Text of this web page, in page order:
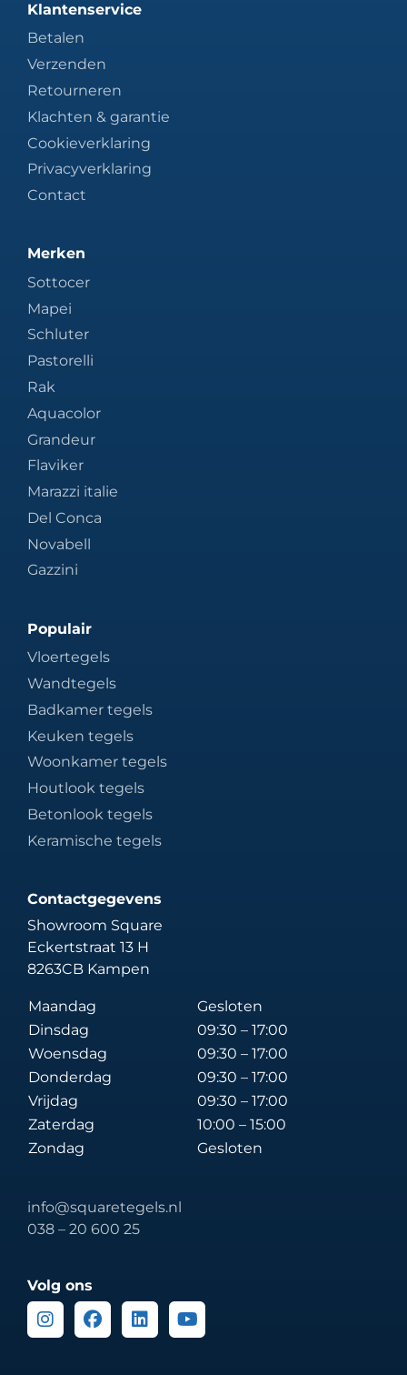
Klantenservice
Betalen
Verzenden
Retourneren
Klachten & garantie
Cookieverklaring
Privacyverklaring
Contact
Merken
Sottocer
Mapei
Schluter
Pastorelli
Rak
Aquacolor
Grandeur
Flaviker
Marazzi italie
Del Conca
Novabell
Gazzini
Populair
Vloertegels
Wandtegels
Badkamer tegels
Keuken tegels
Woonkamer tegels
Houtlook tegels
Betonlook tegels
Keramische tegels
Contactgegevens
Showroom Square
Eckertstraat 13 H
8263CB Kampen
Maandag
Gesloten
Dinsdag
09:30 – 17:00
Woensdag
09:30 – 17:00
Donderdag
09:30 – 17:00
Vrijdag
09:30 – 17:00
Zaterdag
10:00 – 15:00
Zondag
Gesloten
info@squaretegels.nl
038 – 20 600 25
Volg ons
InstagramFacebook
LinkedinYoutube